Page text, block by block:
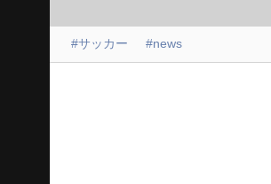
#サッカー #news